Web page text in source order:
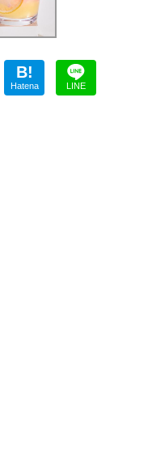
B!
Hatena LINE